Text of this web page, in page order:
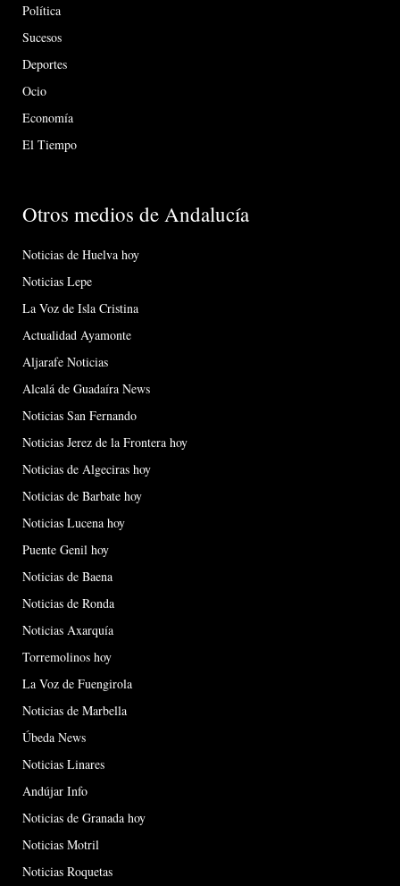
Política
Sucesos
Deportes
Ocio
Economía
El Tiempo
Otros medios de Andalucía
Noticias de Huelva hoy
Noticias Lepe
La Voz de Isla Cristina
Actualidad Ayamonte
Aljarafe Noticias
Alcalá de Guadaíra News
Noticias San Fernando
Noticias Jerez de la Frontera hoy
Noticias de Algeciras hoy
Noticias de Barbate hoy
Noticias Lucena hoy
Puente Genil hoy
Noticias de Baena
Noticias de Ronda
Noticias Axarquía
Torremolinos hoy
La Voz de Fuengirola
Noticias de Marbella
Úbeda News
Noticias Linares
Andújar Info
Noticias de Granada hoy
Noticias Motril
Noticias Roquetas